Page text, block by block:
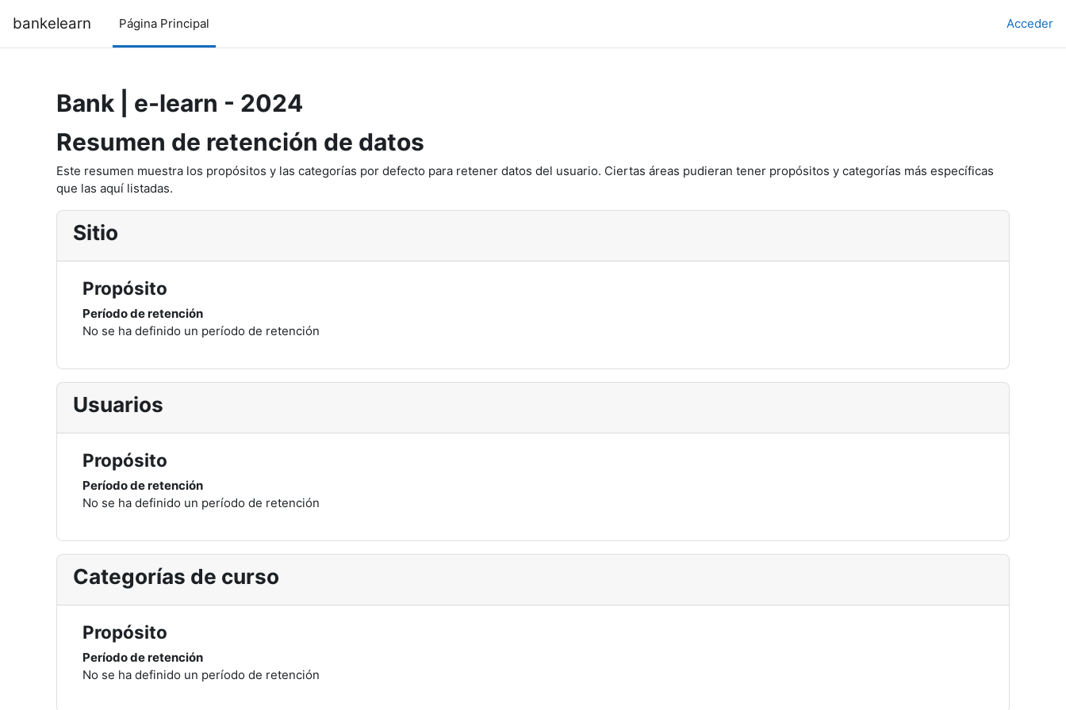
bankelearn Página Principal Acceder
Bank | e-learn - 2024
Resumen de retención de datos
Este resumen muestra los propósitos y las categorías por defecto para retener datos del usuario. Ciertas áreas pudieran tener propósitos y categorías más específicas
que las aquí listadas.
Sitio
Propósito
Período de retención
No se ha definido un período de retención
Usuarios
Propósito
Período de retención
No se ha definido un período de retención
Categorías de curso
Propósito
Período de retención
No se ha definido un período de retención